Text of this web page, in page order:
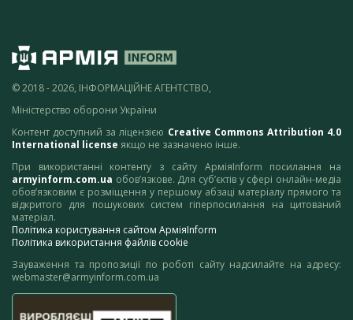
© 2018 - 2026, ІНФОРМАЦІЙНЕ АГЕНТСТВО,
Міністерство оборони України
Контент доступний за ліцензією Creative Commons Attribution 4.0
International license якщо не зазначено інше.
При використанні контенту з сайту АрміяInform посилання на
armyinform.com.ua обов’язкове. Для суб’єктів у сфері онлайн-медіа
обов’язковим є розміщення у першому абзаці матеріалу прямого та
відкритого для пошукових систем гіперпосилання на цитований
матеріал.
Політика користування сайтом АрміяInform
Політика використання файлів cookie
Зауваження та пропозиції по роботі сайту надсилайте на адресу:
webmaster@armyinform.com.ua